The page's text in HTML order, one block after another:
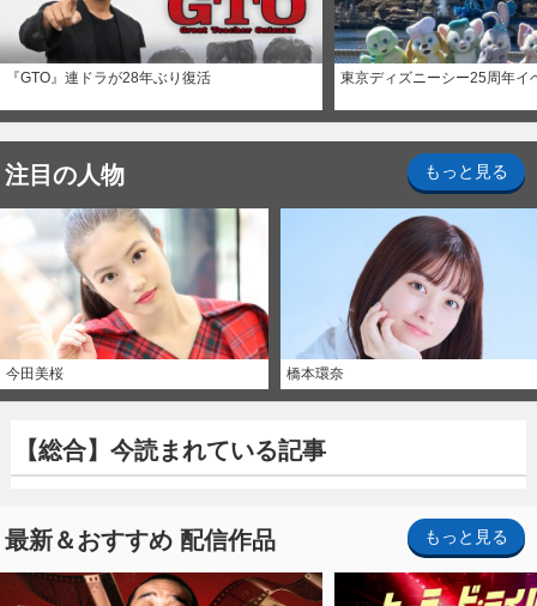
『GTO』連ドラが28年ぶり復活 東京ディズニーシー25周年イ
注目の人物 もっと見る
今田美桜 橋本環奈
【総合】今読まれている記事
最新＆おすすめ 配信作品 もっと見る